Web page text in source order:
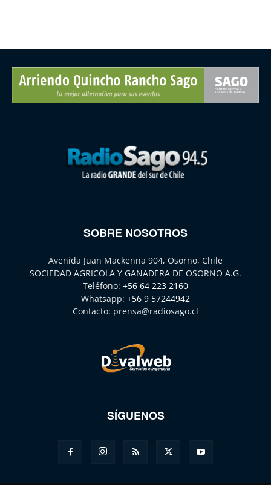
SOBRE NOSOTROS
Avenida Juan Mackenna 904, Osorno, Chile
SOCIEDAD AGRICOLA Y GANADERA DE OSORNO A.G.
Teléfono: +56 64 223 2160
Whatsapp: +56 9 57244942
Contacto: prensa@radiosago.cl
SÍGUENOS